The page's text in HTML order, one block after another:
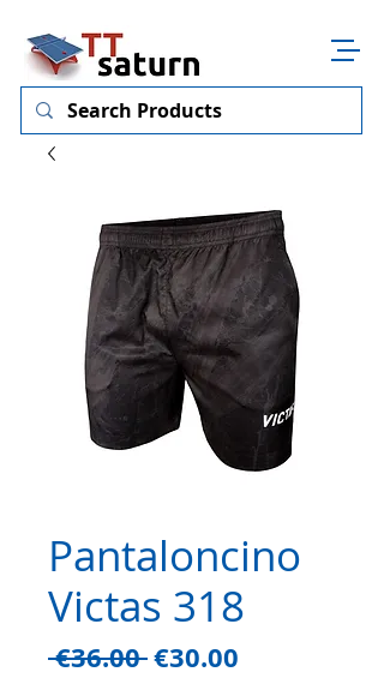
Pantaloncino
Victas 318
€36.00 Regular
€30.00